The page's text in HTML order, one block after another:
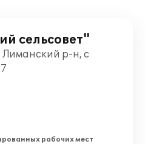
сельсовет"
р-н, с
рабочих мест